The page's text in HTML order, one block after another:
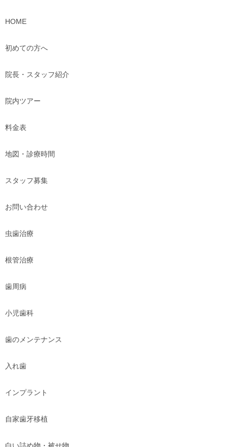
HOME
初めての方へ
院長・スタッフ紹介
院内ツアー
料金表
地図・診療時間
スタッフ募集
お問い合わせ
虫歯治療
根管治療
歯周病
小児歯科
歯のメンテナンス
入れ歯
インプラント
自家歯牙移植